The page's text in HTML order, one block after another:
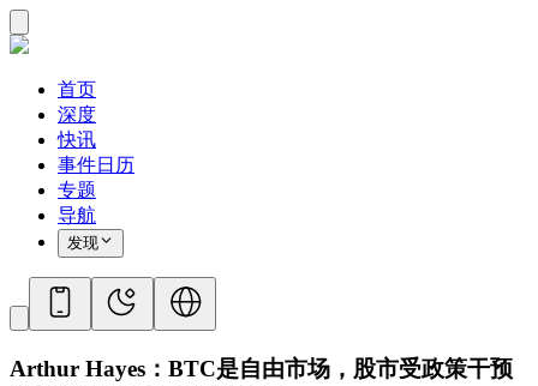
首页
深度
快讯
事件日历
专题
导航
发现
Arthur Hayes：BTC是自由市场，股市受政策干预